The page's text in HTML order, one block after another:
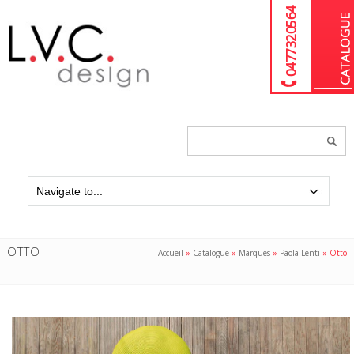
04 77 32 05 64
OTTO Accueil » Catalogue » Marques » Paola Lenti » Otto